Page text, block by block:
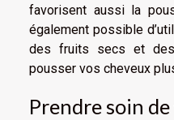
favorisent aussi la
également possible
des fruits secs et
pousser vos cheveux
Prendre soin